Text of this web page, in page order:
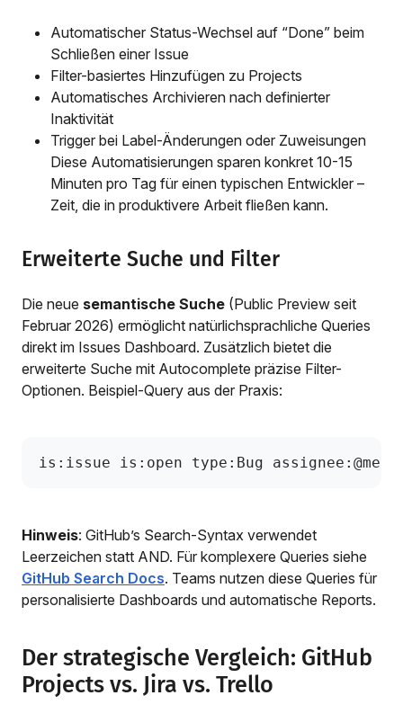
Automatischer Status-Wechsel auf “Done” beim
Schließen einer Issue
Filter-basiertes Hinzufügen zu Projects
Automatisches Archivieren nach definierter
Inaktivität
Trigger bei Label-Änderungen oder Zuweisungen
Diese Automatisierungen sparen konkret 10-15
Minuten pro Tag für einen typischen Entwickler –
Zeit, die in produktivere Arbeit fließen kann.
Erweiterte Suche und Filter
Die neue semantische Suche (Public Preview seit
Februar 2026) ermöglicht natürlichsprachliche Queries
direkt im Issues Dashboard. Zusätzlich bietet die
erweiterte Suche mit Autocomplete präzise Filter-
Optionen. Beispiel-Query aus der Praxis:
is:issue is:open type:Bug assignee:@me
Hinweis: GitHub’s Search-Syntax verwendet
Leerzeichen statt AND. Für komplexere Queries siehe
GitHub Search Docs. Teams nutzen diese Queries für
personalisierte Dashboards und automatische Reports.
Der strategische Vergleich: GitHub
Projects vs. Jira vs. Trello